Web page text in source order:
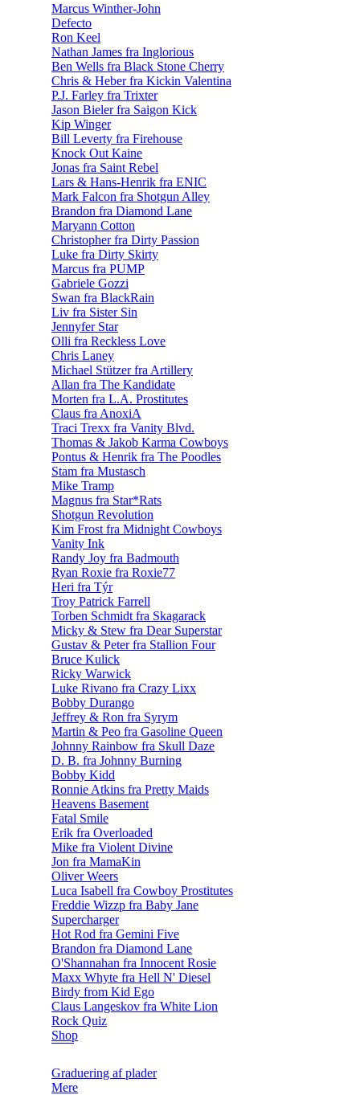
Marcus Winther-John
Defecto
Ron Keel
Nathan James fra Inglorious
Ben Wells fra Black Stone Cherry
Chris & Heber fra Kickin Valentina
P.J. Farley fra Trixter
Jason Bieler fra Saigon Kick
Kip Winger
Bill Leverty fra Firehouse
Knock Out Kaine
Jonas fra Saint Rebel
Lars & Hans-Henrik fra ENIC
Mark Falcon fra Shotgun Alley
Brandon fra Diamond Lane
Maryann Cotton
Christopher fra Dirty Passion
Luke fra Dirty Skirty
Marcus fra PUMP
Gabriele Gozzi
Swan fra BlackRain
Liv fra Sister Sin
Jennyfer Star
Olli fra Reckless Love
Chris Laney
Michael Stützer fra Artillery
Allan fra The Kandidate
Morten fra L.A. Prostitutes
Claus fra AnoxiA
Traci Trexx fra Vanity Blvd.
Thomas & Jakob Karma Cowboys
Pontus & Henrik fra The Poodles
Stam fra Mustasch
Mike Tramp
Magnus fra Star*Rats
Shotgun Revolution
Kim Frost fra Midnight Cowboys
Vanity Ink
Randy Joy fra Badmouth
Ryan Roxie fra Roxie77
Heri fra Týr
Troy Patrick Farrell
Torben Schmidt fra Skagarack
Micky & Stew fra Dear Superstar
Gustav & Peter fra Stallion Four
Bruce Kulick
Ricky Warwick
Luke Rivano fra Crazy Lixx
Bobby Durango
Jeffrey & Ron fra Syrym
Martin & Peo fra Gasoline Queen
Johnny Rainbow fra Skull Daze
D. B. fra Johnny Burning
Bobby Kidd
Ronnie Atkins fra Pretty Maids
Heavens Basement
Fatal Smile
Erik fra Overloaded
Mike fra Violent Divine
Jon fra MamaKin
Oliver Weers
Luca Isabell fra Cowboy Prostitutes
Freddie Wizzp fra Baby Jane
Supercharger
Hot Rod fra Gemini Five
Brandon fra Diamond Lane
O'Shannahan fra Innocent Rosie
Maxx Whyte fra Hell N' Diesel
Birdy from Kid Ego
Claus Langeskov fra White Lion
Rock Quiz
Shop
Graduering af plader
Mere